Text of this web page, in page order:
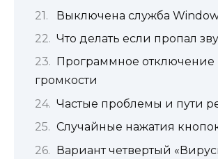
Выключена служба
Что делать если пропал
Программное отключение
громкости
Частые проблемы и пути
Случайные нажатия
Вариант четвертый